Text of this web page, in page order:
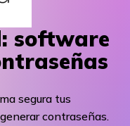
software
segura tus
contraseñas.